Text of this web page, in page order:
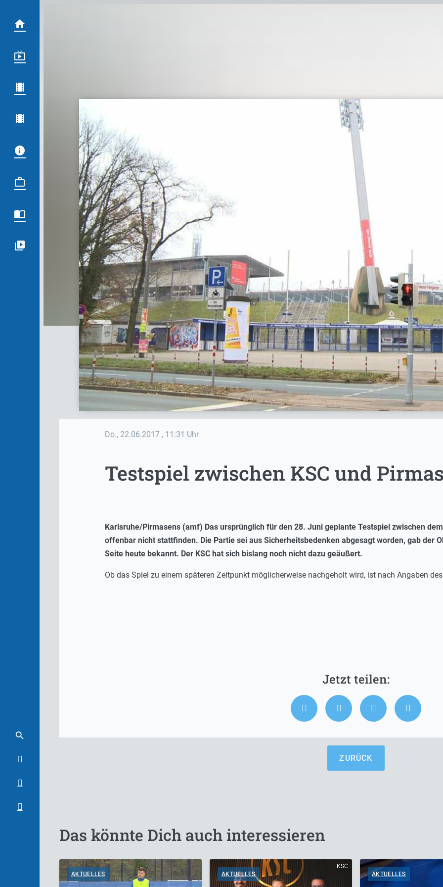
Do., 22.06.2017 , 11:31 Uhr
Testspiel zwischen KSC und
Karlsruhe/Pirmasens (amf) Das ursprünglich für den 28. Juni geplante Testspiel zwischen
offenbar nicht stattfinden. Die Partie sei aus Sicherheitsbedenken abgesagt worden, gab der
Seite heute bekannt. Der KSC hat sich bislang noch nicht dazu geäußert.
Ob das Spiel zu einem späteren Zeitpunkt möglicherweise nachgeholt wird, ist nach Angaben
ZURÜCK
Das könnte Dich auch interessieren
AKTUELLES
KSC
AKTUELLES
AKTUELLES